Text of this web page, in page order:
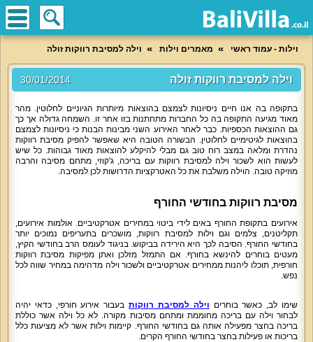
וילות - עמוד ראשי מאמרים וילות וילה למסיבת רווקות זולה
וילה למסיבת רווקות זולה 30/01/2014
בתקופה בה אנו חיים ניסיונות לצמצם בהוצאות מיותרות הגיוניים לחלוטין. מהר
מאוד מגיעה התקופה בה כל החברות מתחתנות בזו אחר זו. השמחה גדולה אך כך
גם ההוצאות הכספיות. כבר לאחר האירוע השני מבינות הבנות כי ניסיונות לצמצם
בהוצאות לגיטימיים לחלוטין. הבשורה הטובה היא שאפשר להפיק מסיבת רווקות
נהדרת ומלאה במצב רוח טוב גם מבלי להיקלע להוצאות מאוד גבוהות. כל שיש
לעשות הוא לשכור וילה למסיבת רווקות עם בריכה, ג'קוזי, מתחם מסיבה והרבה
מוזיקה טובה. הוילה משלבת את כל האטרקציות הדרושות לכן למסיבה.
מסיבת רווקות בחודשי החורף
אירועים בתקופת החורף באים לידי ביטוי במחירים אטרקטיביים. אולמות אירועים,
תקליטנים, צלמים וגם וילות למסיבת רווקות, מושכרים בתעריפים נמוכים יותר
בחודשי החורף. הסיבה לכך היא הירידה בביקוש. בניגוד לעומס הרב בחודשי הקיץ,
מעטים בוחרים להינשא בחורף. אם התמזל מזלכן ואתן מפיקות מסיבת רווקות
חורפית, תוכלו ליהנות ממחירים אטרקטיביים ולשכור וילה מדהימה במחיר שווה לכל
נפש.
שימו לב, כאשר בוחרים וילה למסיבת רווקותבעבור אירוע חורפי, כדאי יהיה
לבחור וילה עם בריכה מחוממת ומתחם מסיבות מקורה. לא כל וילה אשר כוללת
בריכה בחצר מפעילה אותה גם בחודשי החורף. קיימות וילות אשר לא מציעות כלל
בריכות או פעילות בחצר בחודשי החורף הקרים.